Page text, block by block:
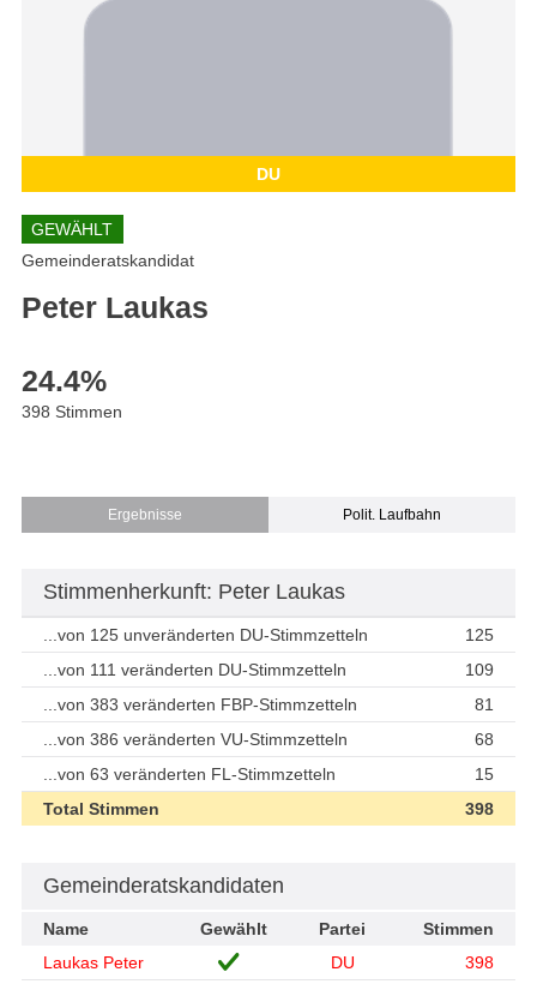
DU
GEWÄHLT
Gemeinderatskandidat
Peter Laukas
24.4%
398 Stimmen
Ergebnisse Polit. Laufbahn
Stimmenherkunft: Peter Laukas
...von 125 unveränderten DU-Stimmzetteln
125
...von 111 veränderten DU-Stimmzetteln
109
...von 383 veränderten FBP-Stimmzetteln
81
...von 386 veränderten VU-Stimmzetteln
68
...von 63 veränderten FL-Stimmzetteln
15
Total Stimmen
398
Gemeinderatskandidaten
Name Gewählt Partei
Stimmen
Laukas Peter
DU 398